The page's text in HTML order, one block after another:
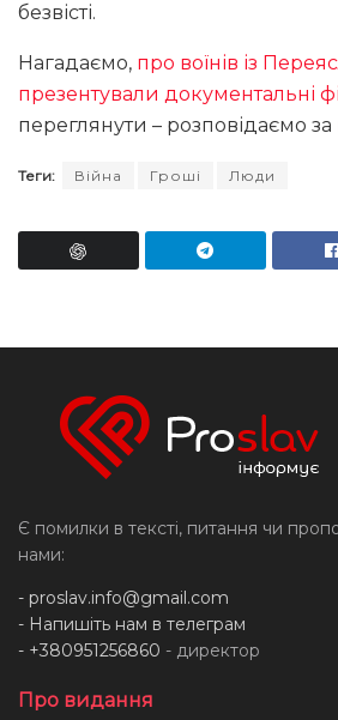
безвісті.
Нагадаємо, про воїнів із
презентували документальні
переглянути – розповідаємо за
Теги: Війна Гроші Люди
Є помилки в тексті, питання чи
нами:
- proslav.info@gmail.com
- Напишіть нам в телеграм
- +380951256860 - директор
Про видання